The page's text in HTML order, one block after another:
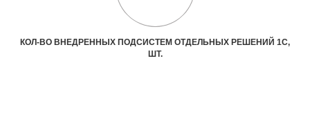
КОЛ-ВО ВНЕДРЕННЫХ ПОДСИСТЕМ ОТДЕЛЬНЫХ РЕШЕНИЙ 1С,
ШТ.